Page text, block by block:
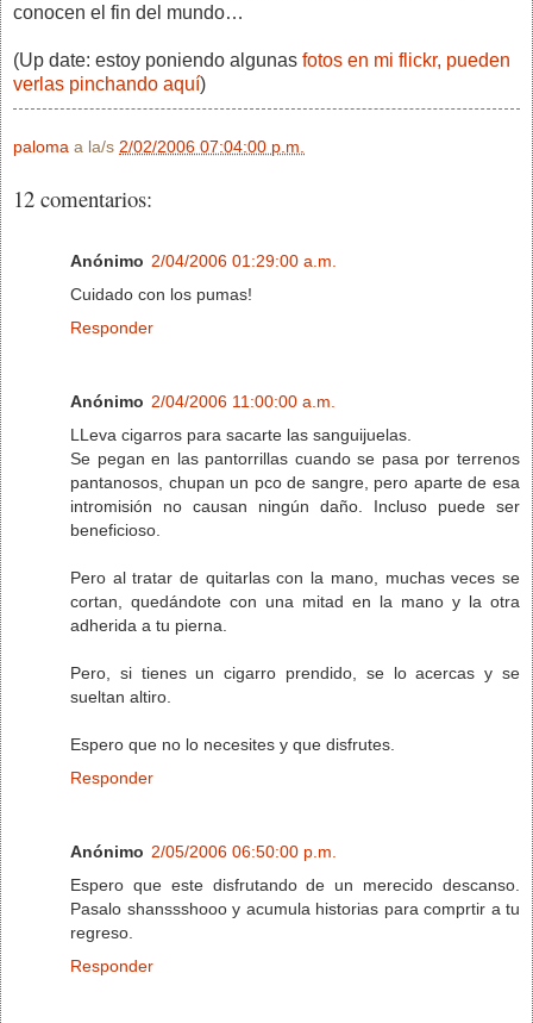
conocen el fin del mundo…
(Up date: estoy poniendo algunas fotos en mi flickr, pueden
verlas pinchando aquí)
paloma a la/s 2/02/2006 07:04:00 p.m.
12 comentarios:
Anónimo 2/04/2006 01:29:00 a.m.
Cuidado con los pumas!
Responder
Anónimo 2/04/2006 11:00:00 a.m.
LLeva cigarros para sacarte las sanguijuelas.
Se pegan en las pantorrillas cuando se pasa por terrenos
pantanosos, chupan un pco de sangre, pero aparte de esa
intromisión no causan ningún daño. Incluso puede ser
beneficioso.
Pero al tratar de quitarlas con la mano, muchas veces se
cortan, quedándote con una mitad en la mano y la otra
adherida a tu pierna.
Pero, si tienes un cigarro prendido, se lo acercas y se
sueltan altiro.
Espero que no lo necesites y que disfrutes.
Responder
Anónimo 2/05/2006 06:50:00 p.m.
Espero que este disfrutando de un merecido descanso.
Pasalo shanssshooo y acumula historias para comprtir a tu
regreso.
Responder